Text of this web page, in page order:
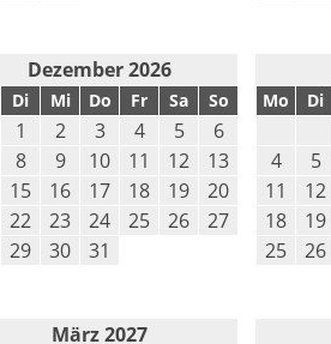
Dezember 2026
Di Mi Do Fr Sa So
1 2 3 4 5
6
8 9 10 11 12
13
15 16 17 18 19
20
22 23 24 25 26
27
29 30 31
Mo Di
4
5
11
12
18
19
25
26
März 2027